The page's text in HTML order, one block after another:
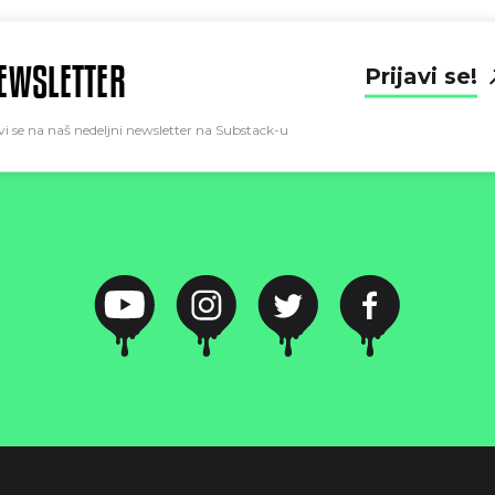
Prijavi se!
se na naš nedeljni newsletter na Substack-u